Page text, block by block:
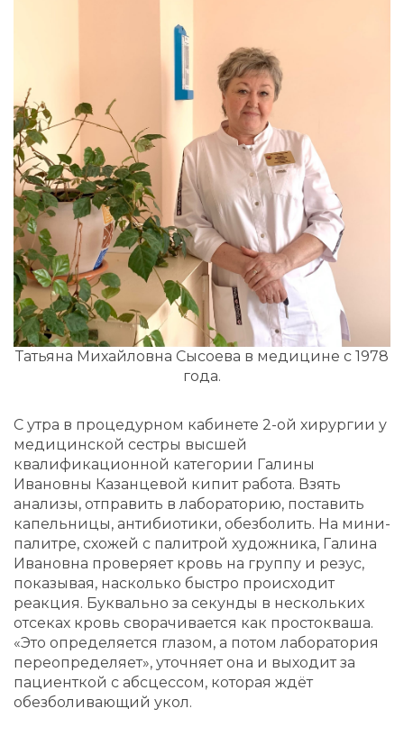
Татьяна Михайловна Сысоева в медицине с 1978
года.
С утра в процедурном кабинете 2-ой хирургии у
медицинской сестры высшей
квалификационной категории Галины
Ивановны Казанцевой кипит работа. Взять
анализы, отправить в лабораторию, поставить
капельницы, антибиотики, обезболить. На мини-
палитре, схожей с палитрой художника, Галина
Ивановна проверяет кровь на группу и резус,
показывая, насколько быстро происходит
реакция. Буквально за секунды в нескольких
отсеках кровь сворачивается как простокваша.
«Это определяется глазом, а потом лаборатория
переопределяет», уточняет она и выходит за
пациенткой с абсцессом, которая ждёт
обезболивающий укол.